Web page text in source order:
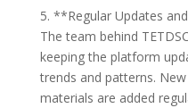
5. **Regular Updates
The team behind
keeping the platform
trends and patterns.
materials are added